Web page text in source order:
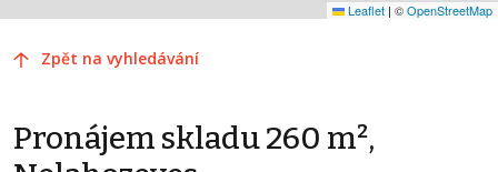
Leaflet | ©OpenStreetMap
Zpět na vyhledávání
Pronájem skladu 260 m²,